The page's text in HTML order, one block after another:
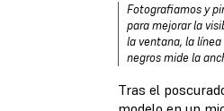
Fotografiamos y
para mejorar la
la ventana, la
negros mide la
Tras el